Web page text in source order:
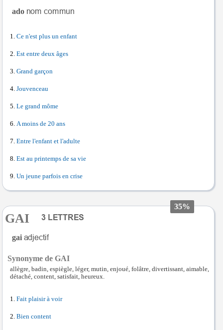
ado
Ce n'est plus un enfant
Est entre deux âges
Grand garçon
Jouvenceau
Le grand môme
A moins de 20 ans
Entre l'enfant et l'adulte
Est au printemps de sa vie
Un jeune parfois en crise
35%
GAI
gai
Synonyme de GAI
allègre, badin, espiègle, léger, mutin, enjoué, folâtre, divertissant, aimable,
détaché, content, satisfait, heureux.
Fait plaisir à voir
Bien content